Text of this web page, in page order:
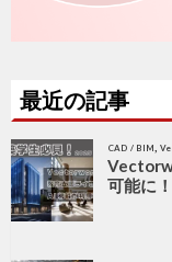
最近の記事
CAD / BIM
可能に！